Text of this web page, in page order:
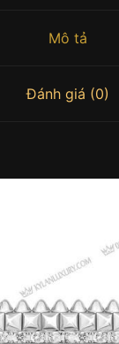
Mô tả
Đánh giá (0)